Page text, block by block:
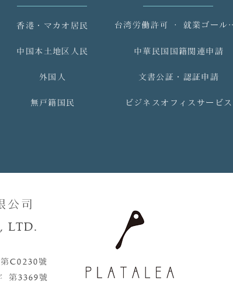
香港・マカオ居民
中国本土地区人民
外国人
無戸籍国民
台湾労働許
中華民国国籍関連申請
文書公証・認証申請
ビジネスオフィスサービス
公司
LTD.
C0230號​​
第3369號